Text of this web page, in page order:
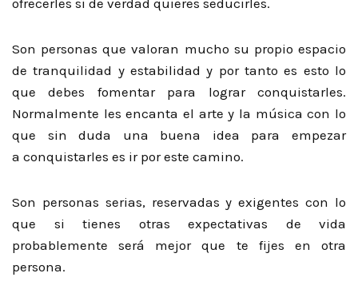
Son personas que valoran mucho su propio espacio
de tranquilidad y estabilidad y por tanto es esto lo
que debes fomentar para lograr conquistarles.
Normalmente les encanta el arte y la música con lo
que sin duda una buena idea para empezar
a conquistarles es ir por este camino.
Son personas serias, reservadas y exigentes con lo
que si tienes otras expectativas de vida
probablemente será mejor que te fijes en otra
persona.